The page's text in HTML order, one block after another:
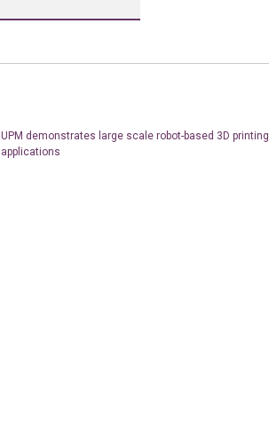
UPM demonstrates large scale robot-based 3D printing
applications